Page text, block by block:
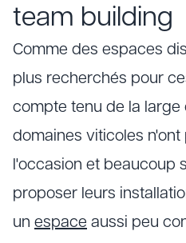
team building
Comme des espaces
plus recherchés pour
compte tenu de la large
domaines viticoles
l'occasion et beaucoup
proposer leurs
un espace aussi peu